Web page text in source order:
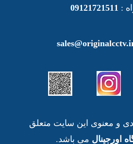
:
09121721511
و معنوی این سایت متعلق
اورجینال می باشد.